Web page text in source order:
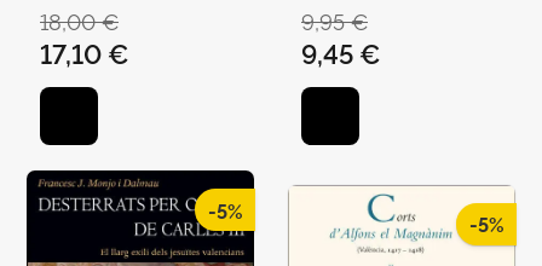
18,00 €
17,10 €
9,95 €
9,45 €
-5%
-5%